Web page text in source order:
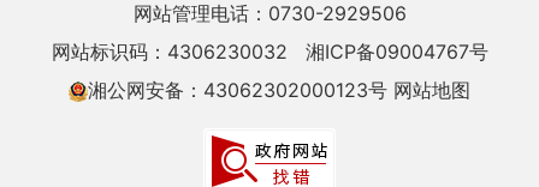
网站管理电话：0730-2929506
网站标识码：4306230032
湘ICP备09004767号
湘公网安备：43062302000123号 网站地图